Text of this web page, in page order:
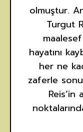
olmuştur.
Turgut
hayatını
her ne
zaferle